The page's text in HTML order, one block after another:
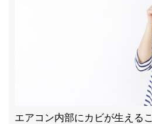
エアコン内部にカビが生える